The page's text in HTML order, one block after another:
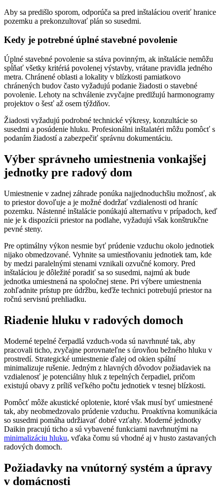
Aby sa predišlo sporom, odporúča sa pred inštaláciou overiť hranice
pozemku a prekonzultovať plán so susedmi.
Kedy je potrebné úplné stavebné povolenie
Úplné stavebné povolenie sa stáva povinným, ak inštalácie nemôžu
spĺňať všetky kritériá povolenej výstavby, vrátane pravidla jedného
metra. Chránené oblasti a lokality v blízkosti pamiatkovo
chránených budov často vyžadujú podanie žiadosti o stavebné
povolenie. Lehoty na schválenie zvyčajne predlžujú harmonogramy
projektov o šesť až osem týždňov.
Žiadosti vyžadujú podrobné technické výkresy, konzultácie so
susedmi a posúdenie hluku. Profesionálni inštalatéri môžu pomôcť s
podaním žiadostí a zabezpečiť správnu dokumentáciu.
Výber správneho umiestnenia vonkajšej
jednotky pre radový dom
Umiestnenie v zadnej záhrade ponúka najjednoduchšiu možnosť, ak
to priestor dovoľuje a je možné dodržať vzdialenosti od hraníc
pozemku. Nástenné inštalácie ponúkajú alternatívu v prípadoch, keď
nie je k dispozícii priestor na podlahe, vyžadujú však konštrukčne
pevné steny.
Pre optimálny výkon nesmie byť prúdenie vzduchu okolo jednotiek
nijako obmedzované. Vyhnite sa umiestňovaniu jednotiek tam, kde
by medzi paralelnými stenami vznikali ozvučné komory. Pred
inštaláciou je dôležité poradiť sa so susedmi, najmú ak bude
jednotka umiestnená na spoločnej stene. Pri výbere umiestnenia
zohľadnite prístup pre údržbu, keďže technici potrebujú priestor na
ročnú servisnú prehliadku.
Riadenie hluku v radových domoch
Moderné tepelné čerpadlá vzduch-voda sú navrhnuté tak, aby
pracovali ticho, zvyčajne porovnateľne s úrovňou bežného hluku v
prostredí. Strategické umiestnenie ďalej od okien spální
minimalizuje rušenie. Jedným z hlavných dôvodov požiadaviek na
vzdialenosť je potenciálny hluk z tepelných čerpadiel, pričom
existujú obavy z príliš veľkého počtu jednotiek v tesnej blízkosti.
Pomôcť môže akustické oplotenie, ktoré však musí byť umiestnené
tak, aby neobmedzovalo prúdenie vzduchu. Proaktívna komunikácia
so susedmi pomáha udržiavať dobré vzťahy. Moderné jednotky
Daikin pracujú ticho a sú vybavené funkciami navrhnutými na
minimalizáciu hluku, vďaka čomu sú vhodné aj v husto zastavaných
radových domoch.
Požiadavky na vnútorný systém a úpravy
v domácnosti